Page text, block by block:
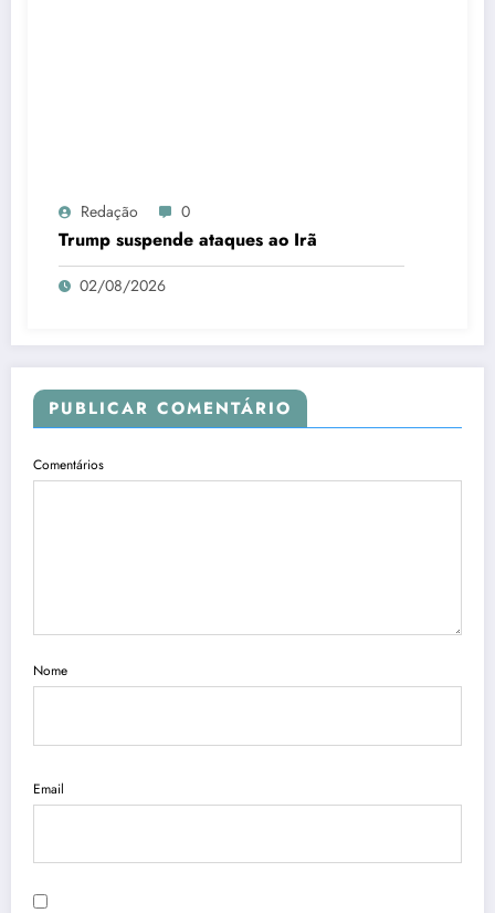
Redação 0
Trump suspende ataques ao Irã
02/08/2026
PUBLICAR COMENTÁRIO
Comentários
Nome
Email